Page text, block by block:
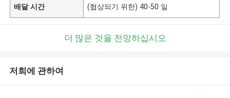
배달 시간 (협상되기 위한) 40-50 일
더 많은 것을 전망하십시오
저희에 관하여